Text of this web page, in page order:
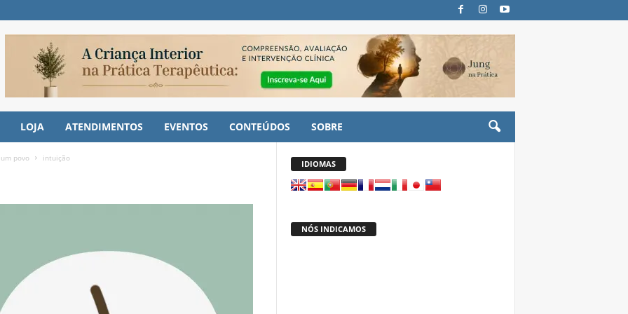
LOJA ATENDIMENTOS EVENTOS CONTEÚDOS SOBRE
povo intuição
IDIOMAS
NÓS INDICAMOS